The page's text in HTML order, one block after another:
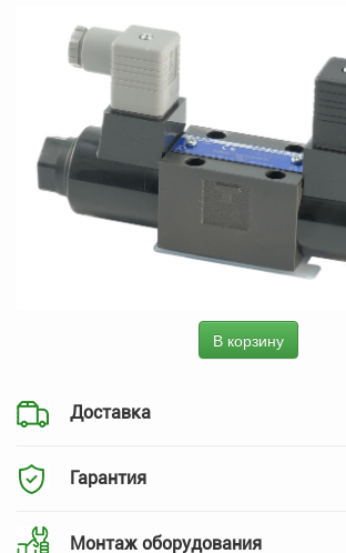
В корзину
Доставка
Гарантия
Монтаж оборудования